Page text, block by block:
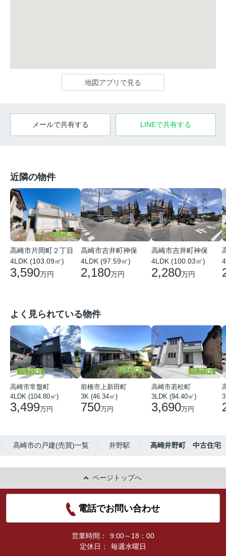
地図アプリで見る
メールで共有する LINEで共有する
近隣の物件
高崎市片岡町２丁目
4LDK (103.09㎡)
3,590万円
高崎市吉井町神保
4LDK (97.59㎡)
2,180万円
高崎市吉井町神保
4LDK (100.03㎡)
2,280万円
よく見られている物件
高崎市常盤町
4LDK (104.80㎡)
3,499万円
前橋市上新田町
3K (46.34㎡)
750万円
高崎市若松町
3LDK (94.40㎡)
3,690万円
高崎市の戸建(売買)一覧 井野駅 高崎井野町 中古住宅
ページトップへ
電話でお問い合わせ
営業時間：
9:00～18：00
定休日：
毎週水曜日